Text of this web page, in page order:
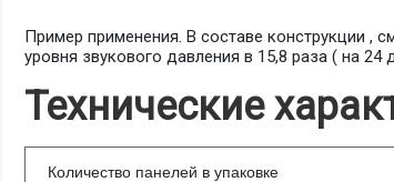
Пример применения. В составе конструкции ,
уровня звукового давления в 15,8 раза ( на
Технические
Количество панелей в упаковке